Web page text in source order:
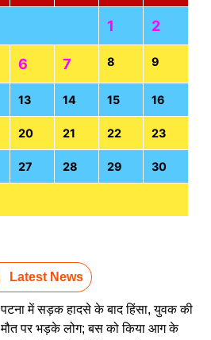
1 2
6 7 8 9
13 14 15 16
20 21 22 23
27 28 29 30
Latest News
पटना में सड़क हादसे के बाद हिंसा, युवक की
मौत पर भड़के लोग; बस को किया आग के